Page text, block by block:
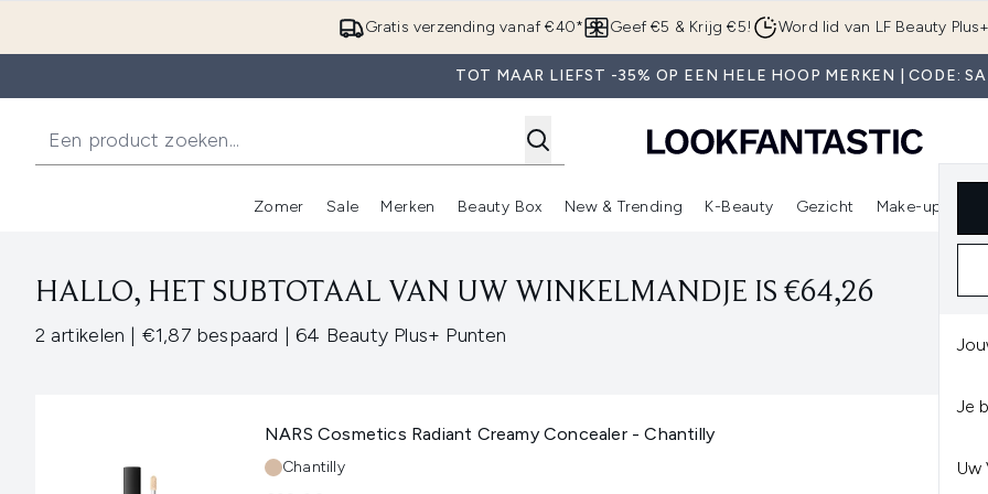
Overslaan naar de hoofdinhoud
Gratis verzending vanaf €40* Geef €5 & Krijg €5! Word lid van LF Beauty Plus+
TOT MAAR LIEFST -35% OP EEN HELE HOOP MERKEN | CODE:
Je
Uw
Zomer
Enter submenu (Zomer)
Sale
Enter submenu (Sale)
Merken
Enter submenu (Merken)
Beauty Box
Enter submenu (Beauty Box)
New & Trending
Enter submenu (New & Trending)
K-Beauty
Enter submenu (K-Beauty)
Gezicht Make-up
HALLO, HET SUBTOTAAL VAN UW WINKELMANDJE IS €64,26
2 artikelen ,| €1,87 bespaard ,| 64 Beauty Plus+ Punten
NARS Cosmetics Radiant Creamy Concealer - Chantilly
Tint:
Chantilly